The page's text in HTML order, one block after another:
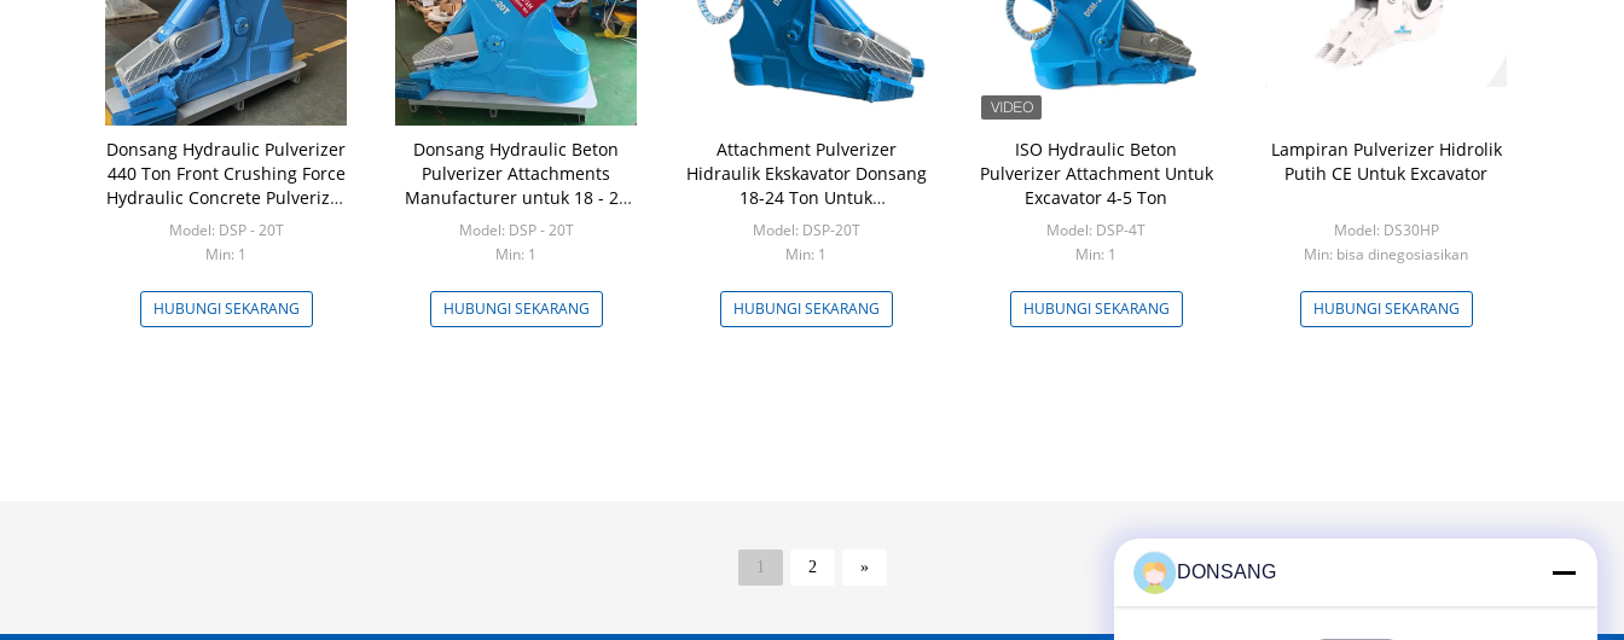
Donsang Hydraulic Pulverizer
440 Ton Front Crushing Force
Hydraulic Concrete Pulverizer
Cocok 20 Ton Mini Excavator
Model: DSP - 20T
Min: 1
HUBUNGI SEKARANG
Donsang Hydraulic Beton
Pulverizer Attachments
Manufacturer untuk 18 - 20
Ton Excavator
Model: DSP - 20T
Min: 1
HUBUNGI SEKARANG
Attachment Pulverizer
Hidraulik Ekskavator Donsang
18-24 Ton Untuk
Pembongkaran Beton
Model: DSP-20T
Min: 1
HUBUNGI SEKARANG
ISO Hydraulic Beton
Pulverizer Attachment Untuk
Excavator 4-5 Ton
Model: DSP-4T
Min: 1
HUBUNGI SEKARANG
Lampiran Pulverizer Hidrolik
Putih CE Untuk Excavator
Model: DS30HP
Min: bisa dinegosiasikan
HUBUNGI SEKARANG
1 2 » DONSANG